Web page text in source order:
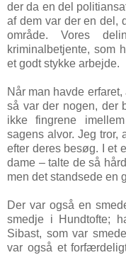
der da en del
af dem var der en del,
område. Vores
kriminalbetjente, som
et godt stykke arbejde.
Når man havde
så var der nogen, der
ikke fingrene
sagens alvor. Jeg
efter deres besøg. I et
dame – talte de så
men det standsede en
Der var også en
smedje i Hundtofte;
Sibast, som var
var også et